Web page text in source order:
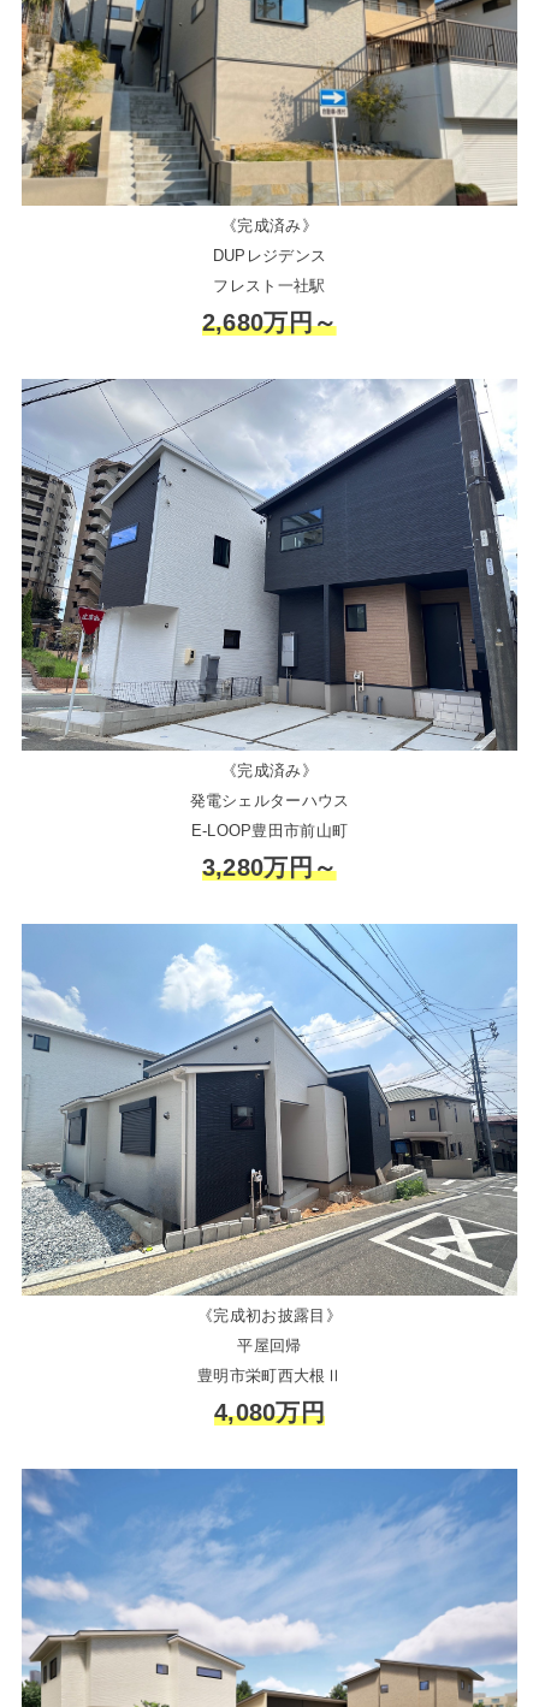
《完成済み》
DUPレジデンス
フレスト一社駅
2,680万円～
《完成済み》
発電シェルターハウス
E-LOOP豊田市前山町
3,280万円～
《完成初お披露目》
平屋回帰
豊明市栄町西大根Ⅱ
4,080万円